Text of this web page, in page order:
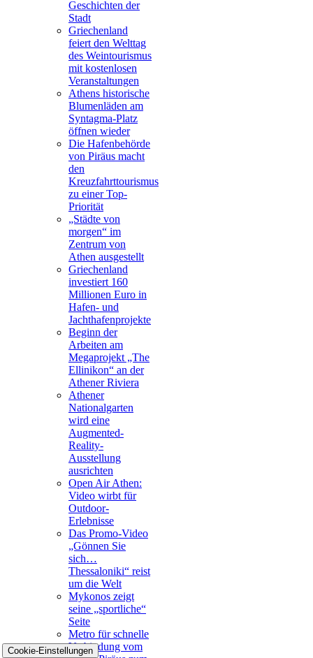
Geschichten der
Stadt
Griechenland
feiert den Welttag
des Weintourismus
mit kostenlosen
Veranstaltungen
Athens historische
Blumenläden am
Syntagma-Platz
öffnen wieder
Die Hafenbehörde
von Piräus macht
den
Kreuzfahrttourismus
zu einer Top-
Priorität
„Städte von
morgen“ im
Zentrum von
Athen ausgestellt
Griechenland
investiert 160
Millionen Euro in
Hafen- und
Jachthafenprojekte
Beginn der
Arbeiten am
Megaprojekt „The
Ellinikon“ an der
Athener Riviera
Athener
Nationalgarten
wird eine
Augmented-
Reality-
Ausstellung
ausrichten
Open Air Athen:
Video wirbt für
Outdoor-
Erlebnisse
Das Promo-Video
„Gönnen Sie
sich…
Thessaloniki“ reist
um die Welt
Mykonos zeigt
seine „sportliche“
Seite
Metro für schnelle
Verbindung vom
Cookie-Einstellungen